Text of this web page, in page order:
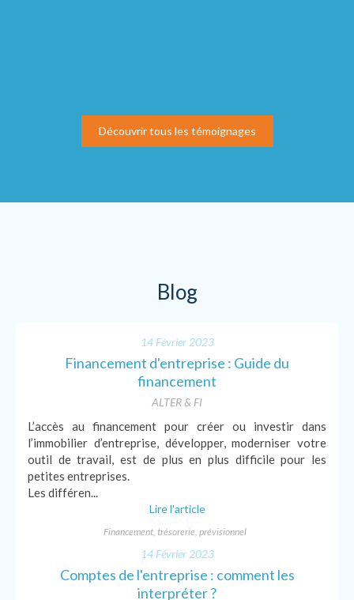
Découvrir tous les témoignages
Blog
14 Février 2023
Financement d'entreprise : Guide du
financement
ALTER & FI
L’accès au financement pour créer ou investir dans
l’immobilier d’entreprise, développer, moderniser votre
outil de travail, est de plus en plus difficile pour les
petites entreprises.
Les différen...
Lire l'article
Financement, trésorerie, prévisionnel
14 Février 2023
Comptes de l'entreprise : comment les
interpréter ?